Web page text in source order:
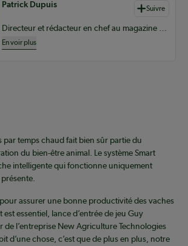
Patrick Dupuis Suivre
Directeur et rédacteur en chef au magazine Coopérateur
En voir plus
par temps chaud fait bien sûr partie du
du bien-être animal. Le système Smart
intelligente qui fonctionne uniquement
assurer une bonne productivité des vaches
essentiel, lance d’entrée de jeu Guy
de l’entreprise New Agriculture Technologies
d’une chose, c’est que de plus en plus, notre